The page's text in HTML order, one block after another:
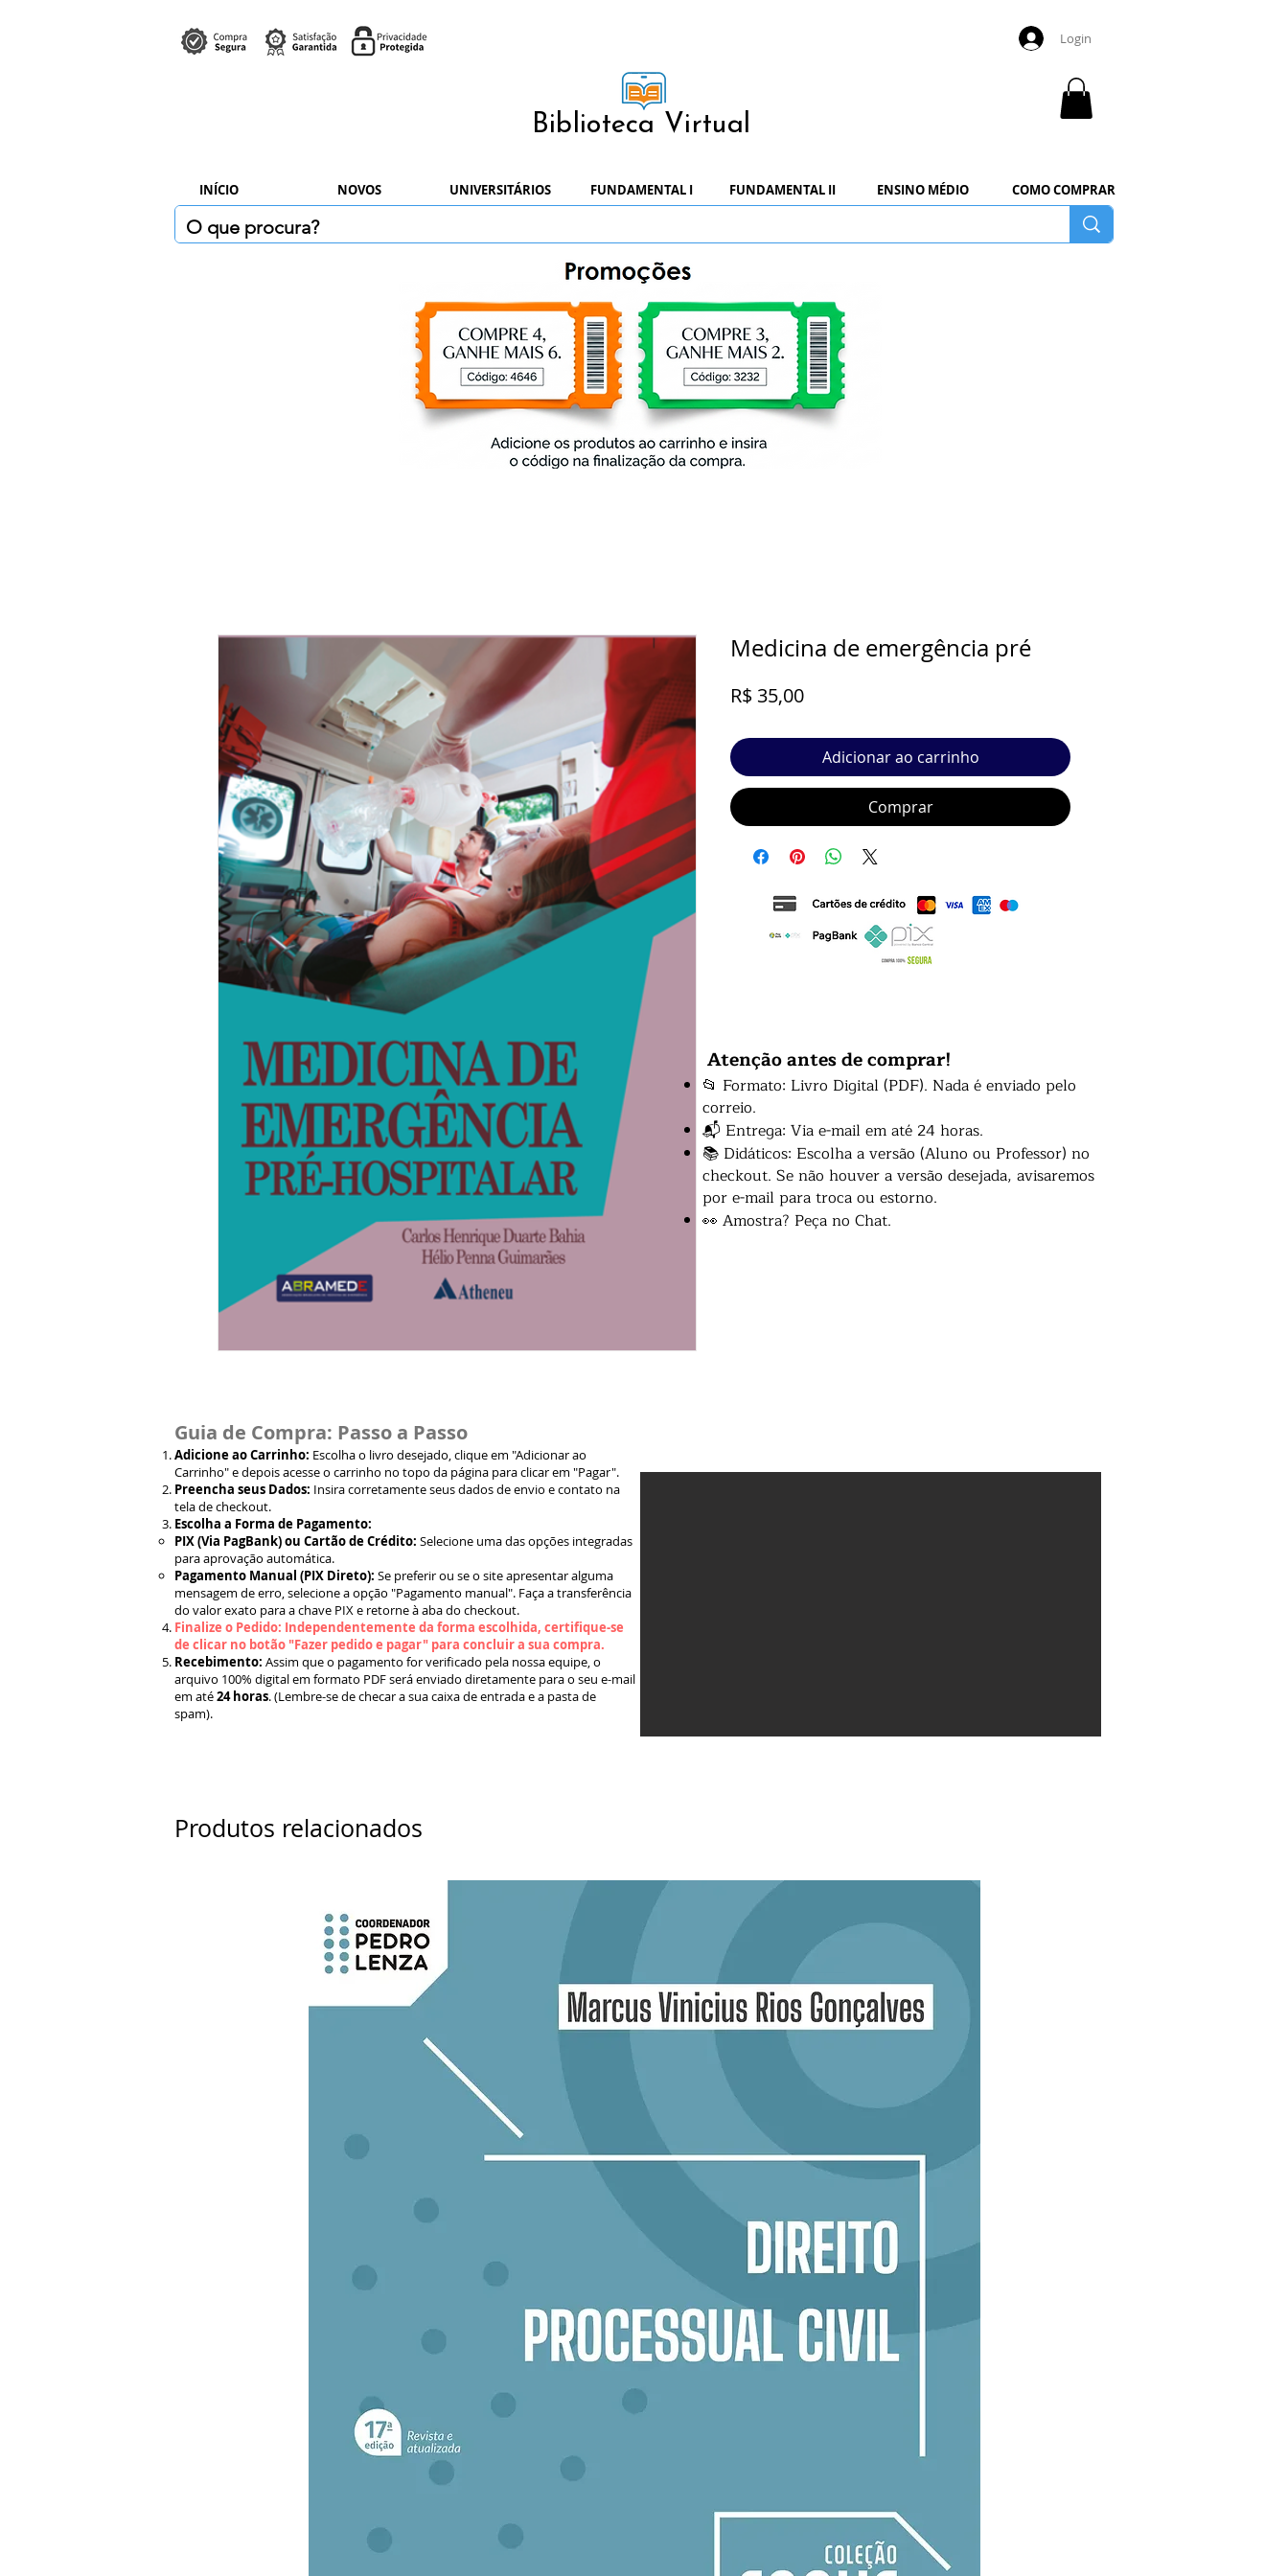
Login
Biblioteca Virtual
INÍCIO NOVOS UNIVERSITÁRIOS FUNDAMENTAL I FUNDAMENTAL II ENSINO MÉDIO COMO COMPRAR
Medicina de emergência pré
R$ 35,00Preço
Adicionar ao carrinho
Comprar
Atenção antes de comprar!
📂 Formato: Livro Digital (PDF). Nada é enviado pelo
correio.
📬 Entrega: Via e-mail em até 24 horas.
📚 Didáticos: Escolha a versão (Aluno ou Professor) no
checkout. Se não houver a versão desejada, avisaremos
por e-mail para troca ou estorno.
👀 Amostra? Peça no Chat.
Guia de Compra: Passo a Passo
Adicione ao Carrinho: Escolha o livro desejado, clique em "Adicionar ao
Carrinho" e depois acesse o carrinho no topo da página para clicar em "Pagar".
Preencha seus Dados: Insira corretamente seus dados de envio e contato na
tela de checkout.
Escolha a Forma de Pagamento:
PIX (Via PagBank) ou Cartão de Crédito: Selecione uma das opções integradas
para aprovação automática.
Pagamento Manual (PIX Direto): Se preferir ou se o site apresentar alguma
mensagem de erro, selecione a opção "Pagamento manual". Faça a transferência
do valor exato para a chave PIX e retorne à aba do checkout.
Finalize o Pedido: Independentemente da forma escolhida, certifique-se
de clicar no botão "Fazer pedido e pagar" para concluir a sua compra.
Recebimento: Assim que o pagamento for verificado pela nossa equipe, o
arquivo 100% digital em formato PDF será enviado diretamente para o seu e-mail
em até24 horas. (Lembre-se de checar a sua caixa de entrada e a pasta de
spam).
Produtos relacionados